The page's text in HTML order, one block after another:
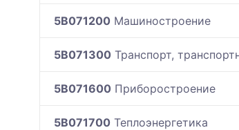
5B071200 Машиностроение
5B071300 Транспорт,
5B071600 Приборостроение
5B071700 Теплоэнергетика